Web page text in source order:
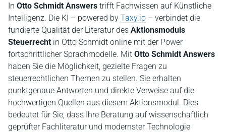
In Otto Schmidt Answers trifft Fachwissen auf Künstliche
Intelligenz. Die KI – powered by Taxy.io – verbindet die
fundierte Qualität der Literatur des Aktionsmoduls
Steuerrecht in Otto Schmidt online mit der Power
fortschrittlicher Sprachmodelle. Mit Otto Schmidt Answers
haben Sie die Möglichkeit, gezielte Fragen zu
steuerrechtlichen Themen zu stellen. Sie erhalten
punktgenaue Antworten und direkte Verweise auf die
hochwertigen Quellen aus diesem Aktionsmodul. Dies
bedeutet für Sie, dass Ihre Beratung auf wissenschaftlich
geprüfter Fachliteratur und modernster Technologie